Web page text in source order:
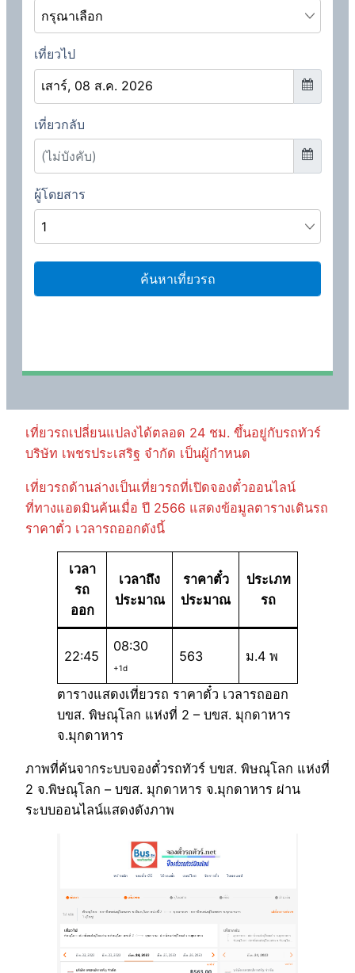
เที่ยวรถเปลี่ยนแปลงได้ตลอด 24 ชม. ขึ้นอยู่กับรถทัวร์
บริษัท เพชรประเสริฐ จำกัด เป็นผู้กำหนด
เที่ยวรถด้านล่างเป็นเที่ยวรถที่เปิดจองตั๋วออนไลน์
ที่ทางแอดมินค้นเมื่อ ปี 2566 แสดงข้อมูลตารางเดินรถ
ราคาตั๋ว เวลารถออกดังนี้
เวลา
รถ
ออก
เวลาถึง
ประมาณ
ราคาตั๋ว
ประมาณ
ประเภท
รถ
22:45
08:30
+1d
563 ม.4 พ
ตารางแสดงเที่ยวรถ ราคาตั๋ว เวลารถออก
บขส. พิษณุโลก แห่งที่ 2 – บขส. มุกดาหาร
จ.มุกดาหาร
ภาพที่ค้นจากระบบจองตั๋วรถทัวร์ บขส. พิษณุโลก แห่งที่
2 จ.พิษณุโลก – บขส. มุกดาหาร จ.มุกดาหาร ผ่าน
ระบบออนไลน์แสดงดังภาพ